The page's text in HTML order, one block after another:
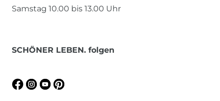
Samstag 10.00 bis 13.00 Uhr
SCHÖNER LEBEN. folgen